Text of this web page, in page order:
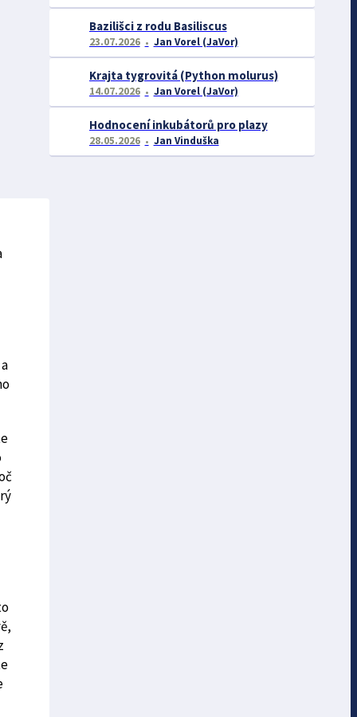
Bazilišci z rodu Basiliscus
23.07.2026 Jan Vorel (JaVor)
Krajta tygrovitá (Python molurus)
14.07.2026 Jan Vorel (JaVor)
Hodnocení inkubátorů pro plazy
28.05.2026 Jan Vinduška